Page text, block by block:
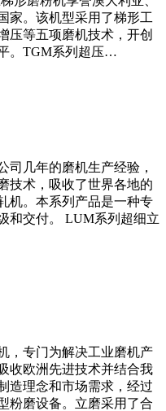
家。该机型采用了梯形工
压等五项磨机技术，开创
。TGM系列超压…
司几年的磨机生产经验，
技术，吸收了世界各地的
机。本系列产品是一种专
和交付。 LUM系列超细立
，专门为解决工业磨机产
收欧洲先进技术并结合我
造理念和市场需求，经过
粉磨设备。立磨采用了合